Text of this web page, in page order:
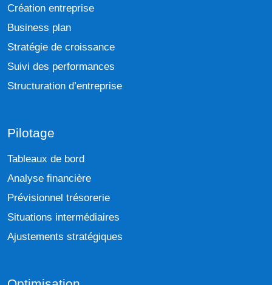
Création entreprise
Business plan
Stratégie de croissance
Suivi des performances
Structuration d’entreprise
Pilotage
Tableaux de bord
Analyse financière
Prévisionnel trésorerie
Situations intermédiaires
Ajustements stratégiques